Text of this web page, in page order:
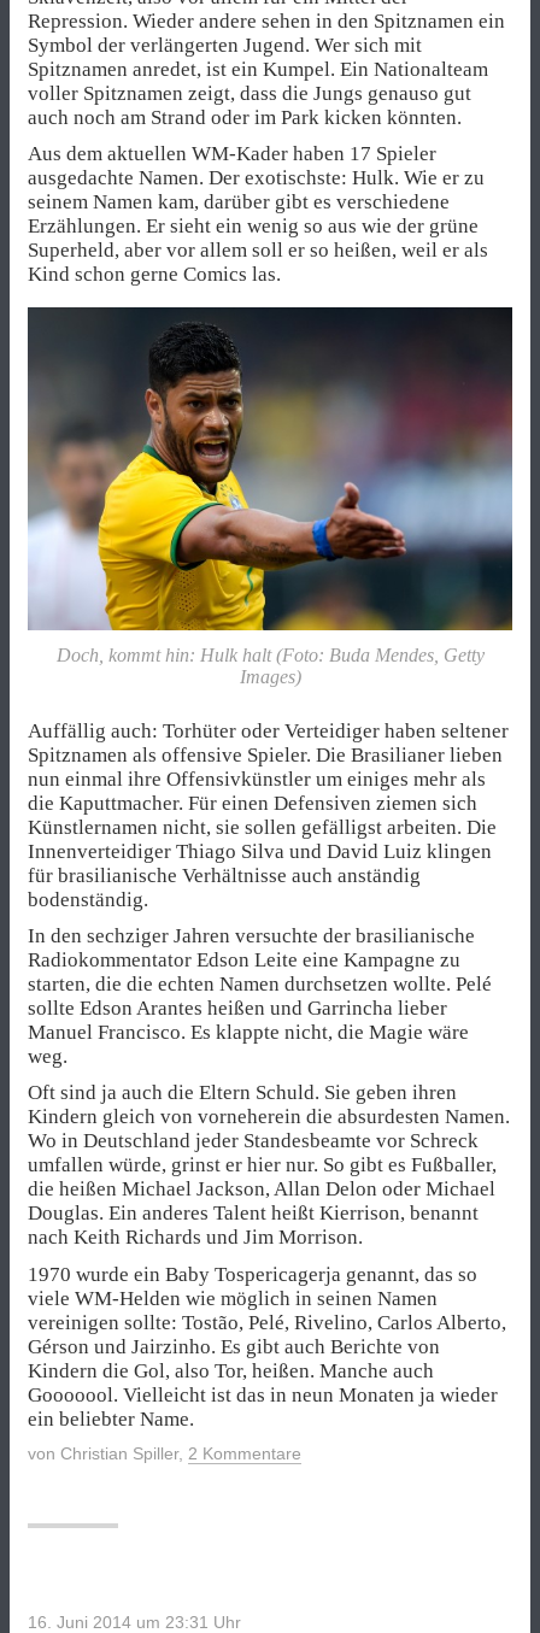
Repression. Wieder andere sehen in den Spitznamen ein
Symbol der verlängerten Jugend. Wer sich mit
Spitznamen anredet, ist ein Kumpel. Ein Nationalteam
voller Spitznamen zeigt, dass die Jungs genauso gut
auch noch am Strand oder im Park kicken könnten.
Aus dem aktuellen WM-Kader haben 17 Spieler
ausgedachte Namen. Der exotischste: Hulk. Wie er zu
seinem Namen kam, darüber gibt es verschiedene
Erzählungen. Er sieht ein wenig so aus wie der grüne
Superheld, aber vor allem soll er so heißen, weil er als
Kind schon gerne Comics las.
Doch, kommt hin: Hulk halt (Foto: Buda Mendes, Getty
Images)
Auffällig auch: Torhüter oder Verteidiger haben seltener
Spitznamen als offensive Spieler. Die Brasilianer lieben
nun einmal ihre Offensivkünstler um einiges mehr als
die Kaputtmacher. Für einen Defensiven ziemen sich
Künstlernamen nicht, sie sollen gefälligst arbeiten. Die
Innenverteidiger Thiago Silva und David Luiz klingen
für brasilianische Verhältnisse auch anständig
bodenständig.
In den sechziger Jahren versuchte der brasilianische
Radiokommentator Edson Leite eine Kampagne zu
starten, die die echten Namen durchsetzen wollte. Pelé
sollte Edson Arantes heißen und Garrincha lieber
Manuel Francisco. Es klappte nicht, die Magie wäre
weg.
Oft sind ja auch die Eltern Schuld. Sie geben ihren
Kindern gleich von vorneherein die absurdesten Namen.
Wo in Deutschland jeder Standesbeamte vor Schreck
umfallen würde, grinst er hier nur. So gibt es Fußballer,
die heißen Michael Jackson, Allan Delon oder Michael
Douglas. Ein anderes Talent heißt Kierrison, benannt
nach Keith Richards und Jim Morrison.
1970 wurde ein Baby Tospericagerja genannt, das so
viele WM-Helden wie möglich in seinen Namen
vereinigen sollte: Tostão, Pelé, Rivelino, Carlos Alberto,
Gérson und Jairzinho. Es gibt auch Berichte von
Kindern die Gol, also Tor, heißen. Manche auch
Gooooool. Vielleicht ist das in neun Monaten ja wieder
ein beliebter Name.
von Christian Spiller, 2 Kommentare
16. Juni 2014 um 23:31 Uhr